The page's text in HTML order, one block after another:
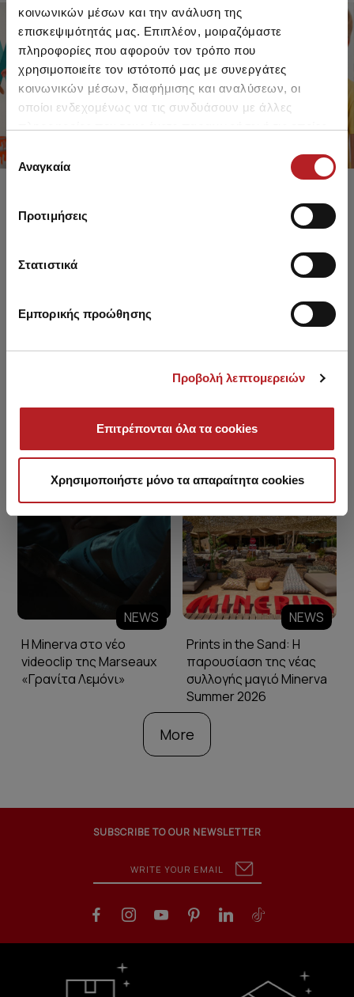
κοινωνικών μέσων και την ανάλυση της
επισκεψιμότητάς μας. Επιπλέον, μοιραζόμαστε
πληροφορίες που αφορούν τον τρόπο που
χρησιμοποιείτε τον ιστότοπό μας με συνεργάτες
κοινωνικών μέσων, διαφήμισης και αναλύσεων, οι
οποίοι ενδεχομένως να τις συνδυάσουν με άλλες
των υπηρεσιών τους.
Επιλογή
συγκατάθεσης
Αναγκαία
Προτιμήσεις
Στατιστικά
Εμπορικής προώθησης
Προβολή λεπτομερειών
Επιτρέπονται όλα τα cookies
Χρησιμοποιήστε μόνο τα απαραίτητα cookies
FOR GIRLS
UP TO -30%
SHOP SALE
FOR BOYS
UP TO -30%
SHOP SALE
Minerva Blog
NEWS
Η Minerva στο νέο
videoclip της Marseaux
«Γρανίτα Λεμόνι»
NEWS
Prints in the Sand: Η
παρουσίαση της νέας
συλλογής μαγιό Minerva
Summer 2026
More
SUBSCRIBE TO OUR NEWSLETTER